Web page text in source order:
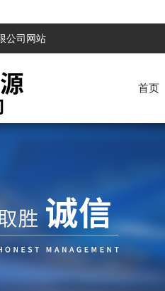
公司网站
首页